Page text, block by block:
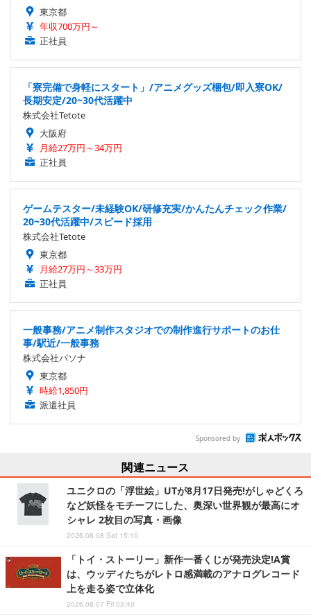
東京都
年収700万円～
正社員
「寮完備で身軽にスタート」/アニメグッズ梱包/即入寮OK/
長期安定/20~30代活躍中
株式会社Tetote
大阪府
月給27万円～34万円
正社員
ゲームテスター/未経験OK/研修充実/かんたんチェック作業/
20~30代活躍中/スピード採用
株式会社Tetote
東京都
月給27万円～33万円
正社員
一般事務/アニメ制作スタジオでの制作進行サポートのお仕
事/駅近/一般事務
株式会社パソナ
東京都
時給1,850円
派遣社員
Sponsored by
関連ニュース
ユニクロの「浮世絵」UTが8月17日発売!がしゃどくろ
など妖怪をモチーフにした、奥深い世界観が最高にオ
シャレ 2枚目の写真・画像
2026.08.08 Sat 15:10
「トイ・ストーリー」新作一番くじが発売決定!A賞
は、ウッディたちがレトロ感満載のアナログレコード
上を走る姿で立体化
2026.08.07 Fri 03:40